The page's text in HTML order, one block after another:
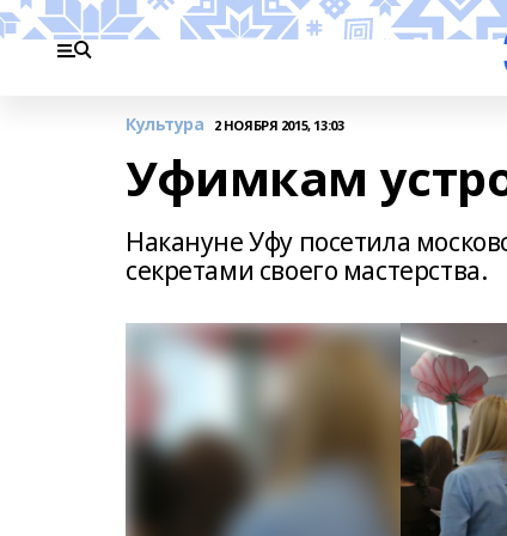
Культура 2 НОЯБРЯ 2015, 13:03
Уфимкам
Накануне Уфу посетила
секретами своего мастерства.